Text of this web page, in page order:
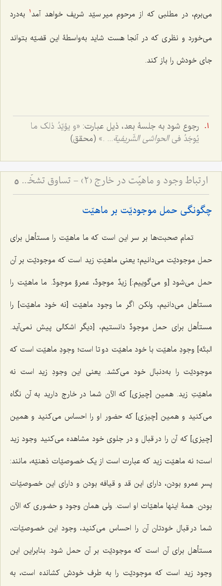
می‌برم، در مطلبی که از مرحوم میر سیّد شریف خواهد آمد 1
به‌درد
می‌خورد و نظری که در آنجا هست شاید به‌واسطۀ این قضیّه بتواند
جای خودش را باز کند.
رجوع شود به جلسۀ بعد، ذیل عبارت: «و یؤیّدُ ذلک ما
یُوجَدُ فیالحواشی الشّریفیة... .» (محقق)
ارتباط وجود و ماهیّت در خارج (2) - تساوق تشخّص و شیئیّت با وجود 5
چگونگی حمل موجودیّت بر ماهیّت
تمام صحبت‌ها بر سر این است که ما ماهیّت را مستأهل برای
حمل موجودیّت می‌دانیم؛ یعنی ماهیّتِ زید است که موجودیّت بر آن
حمل می‌شود [و می‌گوییم:] زیدٌ موجودٌ، عمروٌ موجودٌ. ما ماهیّت را
مستأهل می‌دانیم، ولکن اگر ما وجود ماهیّت [نه خود ماهیّت] را
مستأهل برای حمل موجودٌ دانستیم، [دیگر اشکالی پیش نمی‌آید.
البتّه] وجودِ ماهیّت با خود ماهیّت دو تا است؛ وجودِ ماهیّت است که
موجودیّت را به‌دنبال خود می‌کشد. یعنی این وجودِ زید است نه
ماهیّتِ زید. همین [چیزی] که الآن شما در خارج دارید به آن نگاه
می‌کنید و همین [چیزی] که حضور او را احساس می‌کنید و همین
[چیزی] که آن را در قبال و در جلوی خود مشاهده می‌کنید وجود زید
است؛ نه ماهیّت زید که عبارت است از یک خصوصیّات ذهنیّه، مانند:
پسرِ عمرو بودن، دارای این قد و قیافه بودن و دارای این خصوصیّات
بودن. همۀ اینها ماهیّات او است. ولی همان وجود و حضوری که الآن
شما در قبال خودتان آن را احساس می‌کنید، وجود این خصوصیّات،
مستأهل برای آن است که موجودیّت بر آن حمل شود. بنابراین این
وجود زید است که موجودیّت را به طرف خودش کشانده است، به